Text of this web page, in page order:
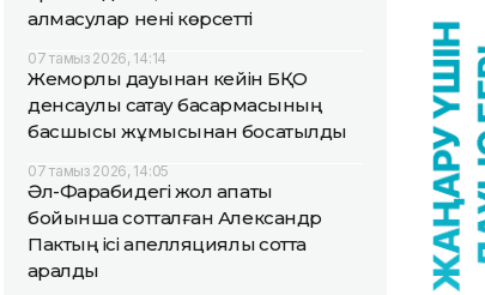
алмасулар нені көрсетті
07 тамыз 2026, 14:14
Жемқорлық дауынан кейін БҚО
денсаулық сақтау басқармасының
басшысы жұмысынан босатылды
07 тамыз 2026, 14:05
Әл-Фарабидегі жол апаты
бойынша сотталған Александр
Пактың ісі апелляциялық сотта
қаралды